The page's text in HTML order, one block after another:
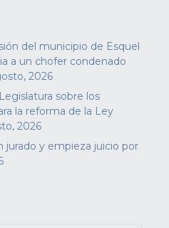
del municipio de Esquel
a un chofer condenado
2026
sobre los
la reforma de la Ley
2026
jurado y empieza juicio por